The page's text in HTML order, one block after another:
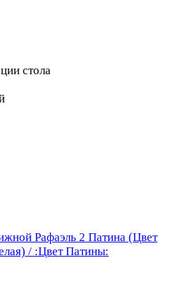
стола
Рафаэль 2 Патина (Цвет
/ :Цвет Патины: